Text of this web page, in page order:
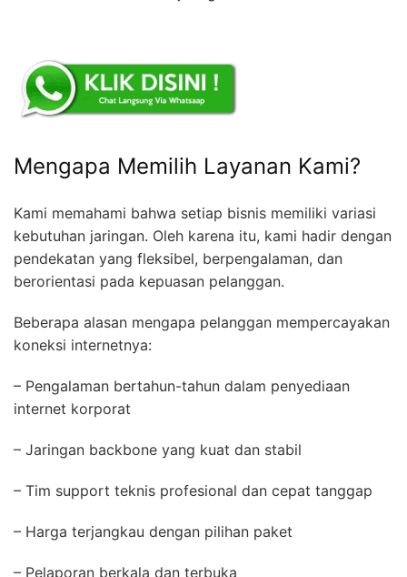
Mengapa Memilih Layanan Kami?
Kami memahami bahwa setiap bisnis memiliki variasi
kebutuhan jaringan. Oleh karena itu, kami hadir dengan
pendekatan yang fleksibel, berpengalaman, dan
berorientasi pada kepuasan pelanggan.
Beberapa alasan mengapa pelanggan mempercayakan
koneksi internetnya:
– Pengalaman bertahun-tahun dalam penyediaan
internet korporat
– Jaringan backbone yang kuat dan stabil
– Tim support teknis profesional dan cepat tanggap
– Harga terjangkau dengan pilihan paket
– Pelaporan berkala dan terbuka